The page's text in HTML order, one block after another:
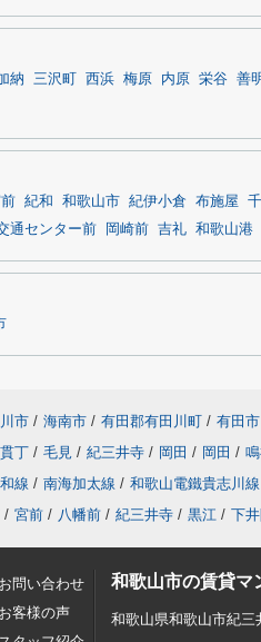
納 三沢町 西浜 梅原 内原 栄谷 善
紀和 和歌山市 紀伊小倉 布施屋
通センター前 岡崎前 吉礼 和歌山港
市 / 海南市 / 有田郡有田川町 / 有田市
丁 / 毛見 / 紀三井寺 / 岡田 / 岡田 /
線 / 南海加太線 / 和歌山電鐵貴志川線
/ 宮前 / 八幡前 / 紀三井寺 / 黒江 / 下
お問い合わせ
お客様の声
和歌山市の賃貸マ
和歌山県和歌山市紀三